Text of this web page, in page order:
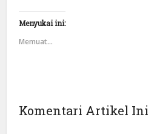
Menyukai ini:
Memuat...
Komentari Artikel Ini